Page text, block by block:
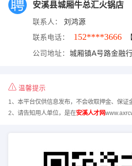
安溪县城厢牛总汇火锅店
联系人： 刘鸿源
联系电话： 152****3666
公司地址： 城厢镇A号路金融
温馨提示
1、本平台仅供信息发布，不会收取押金、保证
2、请告知用人单位，是在安溪人才网